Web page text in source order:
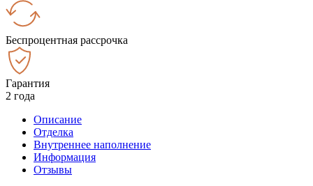
Беспроцентная рассрочка
Гарантия
2 года
Описание
Отделка
Внутреннее наполнение
Информация
Отзывы